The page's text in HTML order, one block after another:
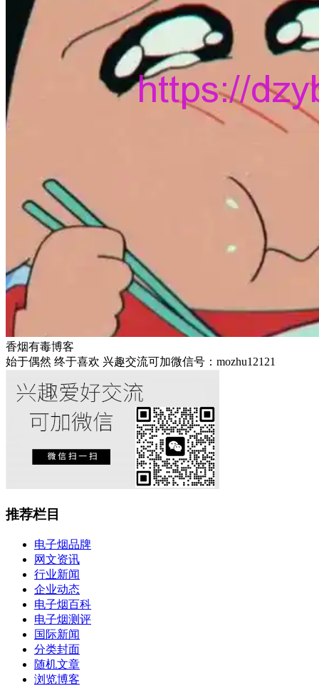
香烟有毒博客
始于偶然 终于喜欢 兴趣交流可加微信号：mozhu12121
推荐栏目
电子烟品牌
网文资讯
行业新闻
企业动态
电子烟百科
电子烟测评
国际新闻
分类封面
随机文章
浏览博客